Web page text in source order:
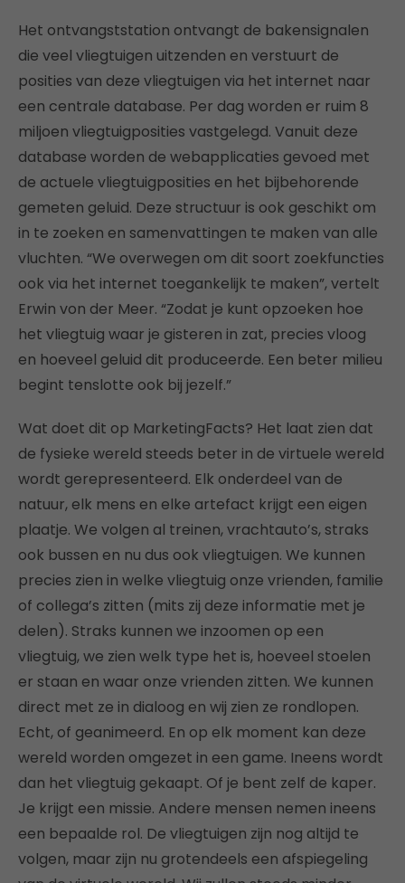
Het ontvangststation ontvangt de bakensignalen
die veel vliegtuigen uitzenden en verstuurt de
posities van deze vliegtuigen via het internet naar
een centrale database. Per dag worden er ruim 8
miljoen vliegtuigposities vastgelegd. Vanuit deze
database worden de webapplicaties gevoed met
de actuele vliegtuigposities en het bijbehorende
gemeten geluid. Deze structuur is ook geschikt om
in te zoeken en samenvattingen te maken van alle
vluchten. “We overwegen om dit soort zoekfuncties
ook via het internet toegankelijk te maken”, vertelt
Erwin von der Meer. “Zodat je kunt opzoeken hoe
het vliegtuig waar je gisteren in zat, precies vloog
en hoeveel geluid dit produceerde. Een beter milieu
begint tenslotte ook bij jezelf.”
Wat doet dit op MarketingFacts? Het laat zien dat
de fysieke wereld steeds beter in de virtuele wereld
wordt gerepresenteerd. Elk onderdeel van de
natuur, elk mens en elke artefact krijgt een eigen
plaatje. We volgen al treinen, vrachtauto’s, straks
ook bussen en nu dus ook vliegtuigen. We kunnen
precies zien in welke vliegtuig onze vrienden, familie
of collega’s zitten (mits zij deze informatie met je
delen). Straks kunnen we inzoomen op een
vliegtuig, we zien welk type het is, hoeveel stoelen
er staan en waar onze vrienden zitten. We kunnen
direct met ze in dialoog en wij zien ze rondlopen.
Echt, of geanimeerd. En op elk moment kan deze
wereld worden omgezet in een game. Ineens wordt
dan het vliegtuig gekaapt. Of je bent zelf de kaper.
Je krijgt een missie. Andere mensen nemen ineens
een bepaalde rol. De vliegtuigen zijn nog altijd te
volgen, maar zijn nu grotendeels een afspiegeling